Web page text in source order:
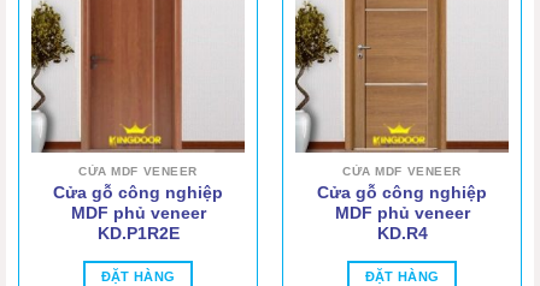
CỬA MDF VENEER
Cửa gỗ công nghiệp
MDF phủ veneer
KD.P1R2E
ĐẶT HÀNG
CỬA MDF VENEER
Cửa gỗ công nghiệp
MDF phủ veneer
KD.R4
ĐẶT HÀNG